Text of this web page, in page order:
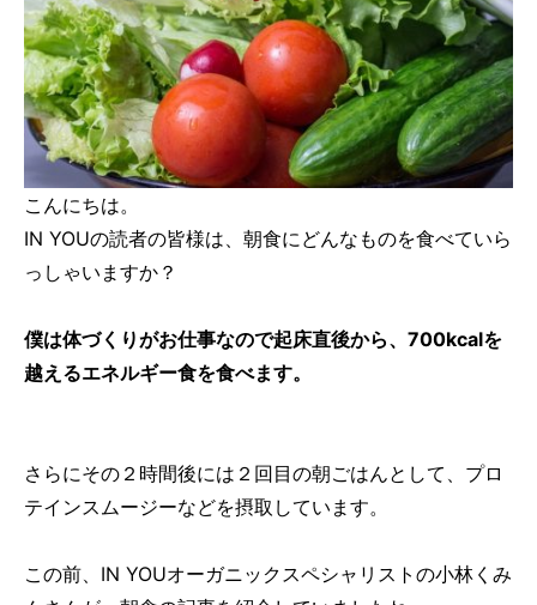
こんにちは。
IN YOUの読者の皆様は、朝食にどんなものを食べていら
っしゃいますか？
僕は体づくりがお仕事なので起床直後から、700kcalを
越えるエネルギー食を食べます。
さらにその２時間後には２回目の朝ごはんとして、プロ
テインスムージーなどを摂取しています。
この前、IN YOUオーガニックスペシャリストの小林くみ